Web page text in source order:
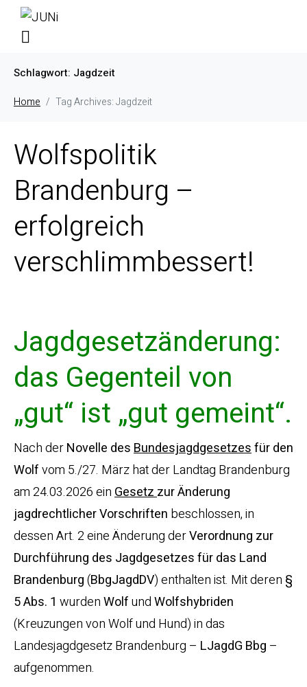
Schlagwort: Jagdzeit
Home Tag Archives: Jagdzeit
Wolfspolitik
Brandenburg –
erfolgreich
verschlimmbessert!
Jagdgesetzänderung:
das Gegenteil von
„gut“ ist „gut gemeint“.
Nach derNovelle desBundesjagdgesetzesfür den
Wolfvom 5./27. März hat der Landtag Brandenburg
am 24.03.2026 einGesetzzurÄnderung
jagdrechtlicher Vorschriften beschlossen, in
dessen Art. 2 eine Änderung derVerordnung zur
Durchführung des Jagdgesetzes für das Land
Brandenburg(BbgJagdDV) enthalten ist. Mit deren §
5 Abs. 1 wurdenWolfundWolfshybriden
(Kreuzungen von Wolf und Hund) in das
Landesjagdgesetz Brandenburg – LJagdG Bbg –
aufgenommen.